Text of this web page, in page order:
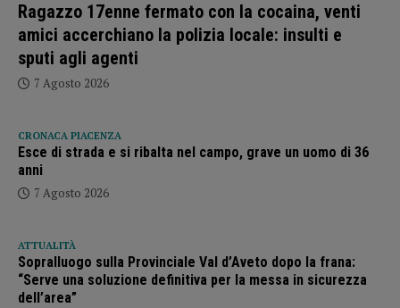
Ragazzo 17enne fermato con la cocaina, venti
amici accerchiano la polizia locale: insulti e
sputi agli agenti
7 Agosto 2026
CRONACA PIACENZA
Esce di strada e si ribalta nel campo, grave un uomo di 36
anni
7 Agosto 2026
ATTUALITÀ
Sopralluogo sulla Provinciale Val d’Aveto dopo la frana:
“Serve una soluzione definitiva per la messa in sicurezza
dell’area”